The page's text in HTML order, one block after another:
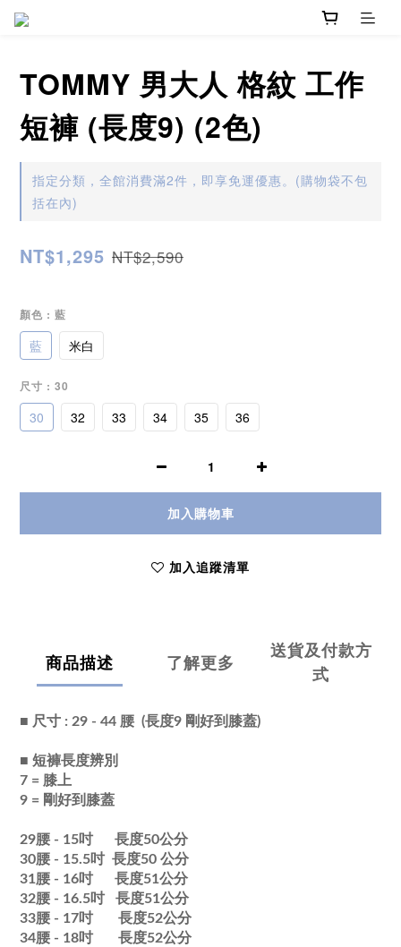
TOMMY 男大人 格紋 工作
短褲 (長度9) (2色)
指定分類，全館消費滿2件，即享免運優惠。(購物袋不包
括在內)
NT$1,295 NT$2,590
顏色 : 藍
藍 米白
尺寸 : 30
30 32 33 34 35 36
加入購物車
加入追蹤清單
商品描述 了解更多
送貨及付款方
式
■ 尺寸 : 29 - 44 腰 (長度9 剛好到膝蓋)
■ 短褲長度辨別
7 = 膝上
9 = 剛好到膝蓋
29腰 - 15吋 長度50公分
30腰 - 15.5吋 長度50 公分
31腰 - 16吋 長度51公分
32腰 - 16.5吋 長度51公分
33腰 - 17吋 長度52公分
34腰 - 18吋 長度52公分